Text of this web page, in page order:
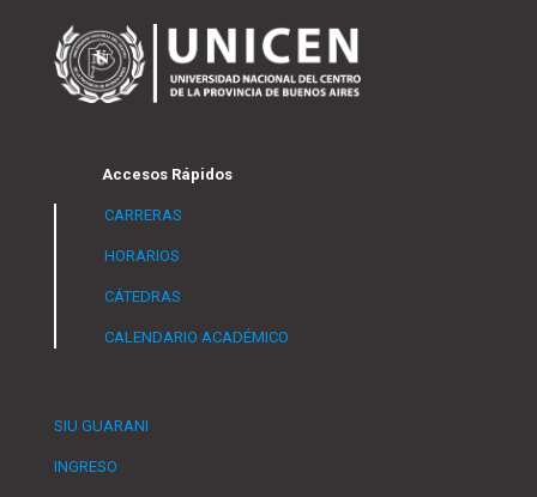
Accesos Rápidos
CARRERAS
HORARIOS
CÁTEDRAS
CALENDARIO ACADÉMICO
SIU GUARANI
INGRESO